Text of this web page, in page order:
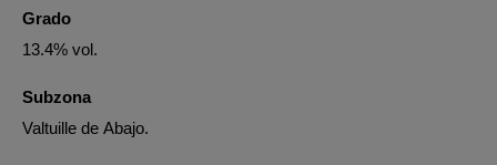
Grado
13.4% vol.
Subzona
Valtuille de Abajo.